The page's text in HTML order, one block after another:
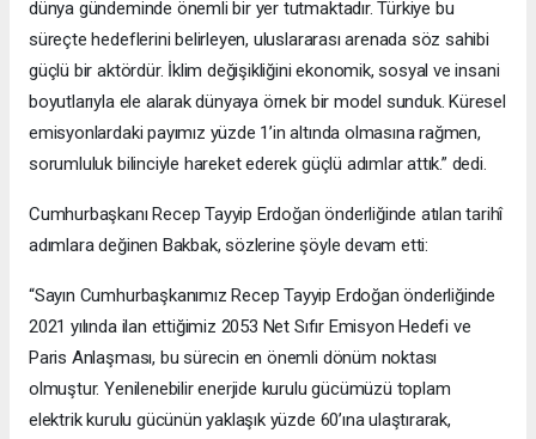
dünya gündeminde önemli bir yer tutmaktadır. Türkiye bu
süreçte hedeflerini belirleyen, uluslararası arenada söz sahibi
güçlü bir aktördür. İklim değişikliğini ekonomik, sosyal ve insani
boyutlarıyla ele alarak dünyaya örnek bir model sunduk. Küresel
emisyonlardaki payımız yüzde 1’in altında olmasına rağmen,
sorumluluk bilinciyle hareket ederek güçlü adımlar attık.” dedi.
Cumhurbaşkanı Recep Tayyip Erdoğan önderliğinde atılan tarihî
adımlara değinen Bakbak, sözlerine şöyle devam etti:
“Sayın Cumhurbaşkanımız Recep Tayyip Erdoğan önderliğinde
2021 yılında ilan ettiğimiz 2053 Net Sıfır Emisyon Hedefi ve
Paris Anlaşması, bu sürecin en önemli dönüm noktası
olmuştur. Yenilenebilir enerjide kurulu gücümüzü toplam
elektrik kurulu gücünün yaklaşık yüzde 60’ına ulaştırarak,